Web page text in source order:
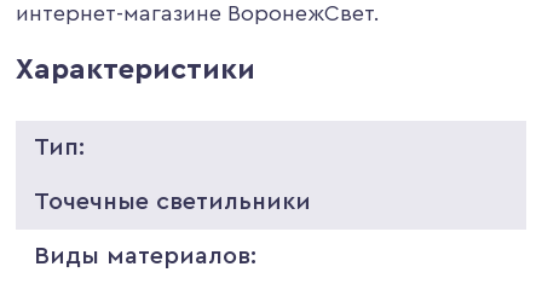
интернет-магазине ВоронежСвет.
Характеристики
Тип:
Точечные светильники
Виды материалов: